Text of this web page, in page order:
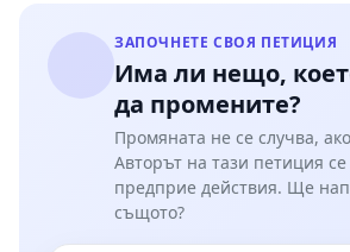
ЗАПОЧНЕТЕ СВОЯ ПЕТИЦИЯ
Има ли нещо,
да промените?
Промяната не се случва,
Авторът на тази петиция
предприе действия. Ще
същото?